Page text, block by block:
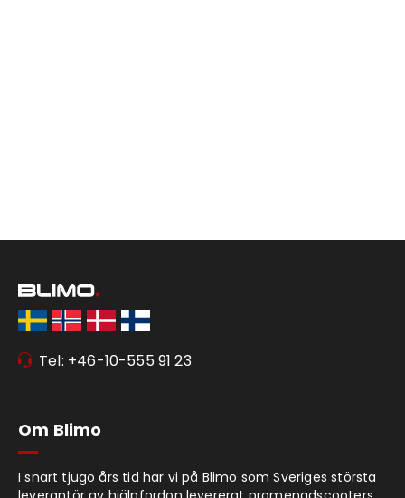
Tel: +46-10-555 91 23
Om Blimo
I snart tjugo års tid har vi på Blimo som Sveriges största